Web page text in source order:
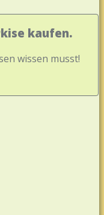
kaufen.
wissen musst!